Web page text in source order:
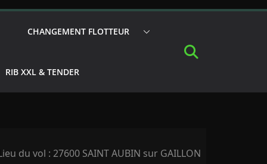
CHANGEMENT FLOTTEUR
RIB XXL & TENDER
du vol : 27600 SAINT AUBIN sur GAILLON